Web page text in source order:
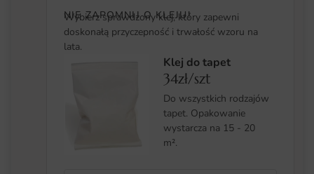
NIE ZAPOMNIJ O KLEJU!
Wybierz sprawdzony klej, który zapewni
doskonałą przyczepność i trwałość wzoru na
lata.
Klej do tapet
34zł/szt
Do wszystkich rodzajów
tapet. Opakowanie
wystarcza na 15 - 20
m².